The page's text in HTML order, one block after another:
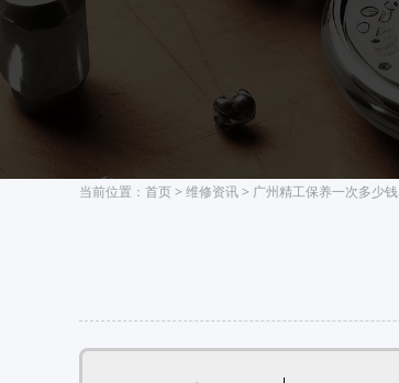
当前位置： 首页> 维修资讯> 广州精工保养一次多少钱